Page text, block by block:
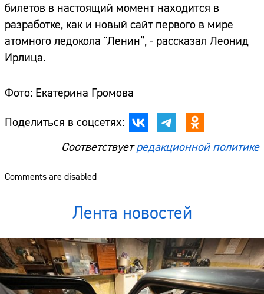
билетов в настоящий момент находится в
разработке, как и новый сайт первого в мире
атомного ледокола "Ленин”, - рассказал Леонид
Ирлица.
Фото: Екатерина Громова
Поделиться в соцсетях:
Соответствуетредакционной политике
Comments are disabled
Лента новостей